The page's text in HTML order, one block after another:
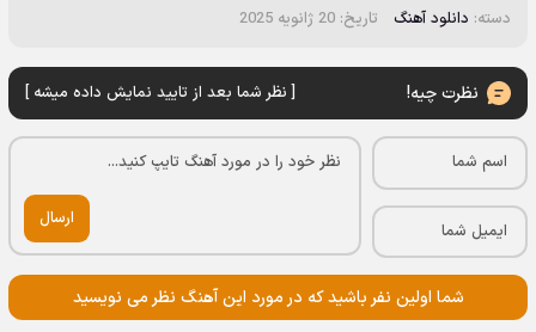
دسته: دانلود آهنگ تاریخ: 20 ژانویه 2025
نظرت چیه! [ نظر شما بعد از تایید نمایش داده میشه ]
ارسال
شما اولین نفر باشید که در مورد این آهنگ نظر می نویسید